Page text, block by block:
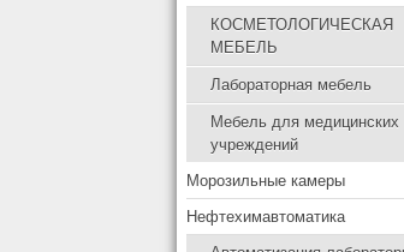
КОСМЕТОЛОГИЧЕСКАЯ
МЕБЕЛЬ
Лабораторная мебель
Мебель для медицинских
учреждений
Морозильные камеры
Нефтехимавтоматика